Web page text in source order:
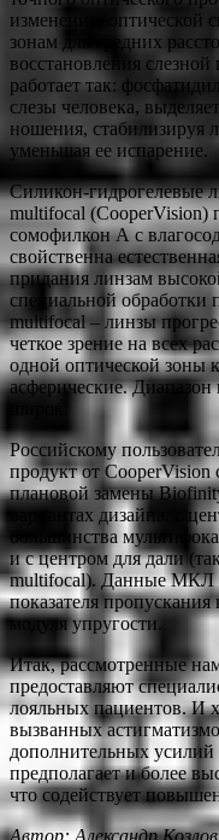
изменению оптической
зонам для средних
восстановления
работает так:
слезы человека,
ношения, стабилизируя
уменьшая ее испарение.
Силикон-гидрогелевые
multifocal (CooperVision)
сомофилкон А с
свойственна
придания линзам
специальной обработки
multifocal – линзы
четкое зрение на всех
одной оптической зоны
асферические.
Российскому
продукт от
плановой замены
вариантах дизайна: с
большинства
и с центром для дали
multifocal). Данные МКЛ
показателя
модуля упругости.
Итак, рассмотренные
предоставляют
лояльных пациентов. И
вызванных
дополнительных усилий
предполагает и более
что содействует
Автор: Александр